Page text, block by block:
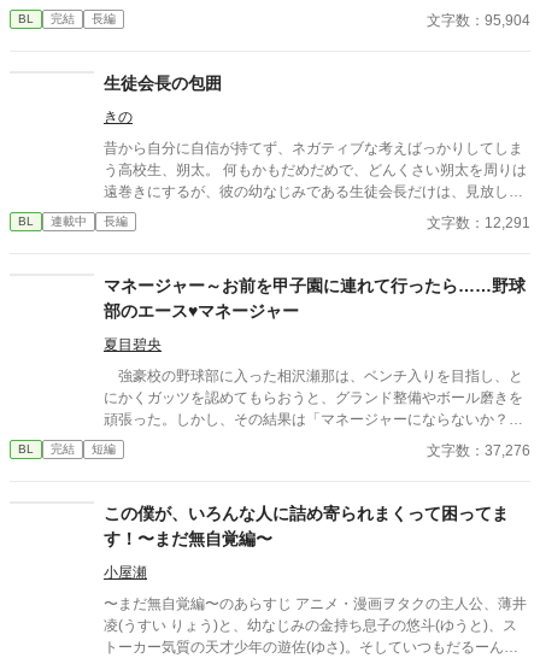
ら。 もう二人組なんて怖くないと思っていた矢先、その友達が風
邪で欠席。 ほかに組む相手が見つからず、先生と組むことも覚悟
川聖夜（おがわ・きよや）だった。 「俺と二人組にならない？」
その一言をきっかけに聖夜は夏稀との距離を急速に縮めてきて─
─。 執着美形攻め×平凡受けのちょっと不穏な学園BL。 約九万
字、全三十話＋αの物語です。
BL 完結 長編 文字数：95,904
生徒会長の包囲
きの
昔から自分に自信が持てず、ネガティブな考えばっかりしてしま
う高校生、朔太。 何もかもだめだめで、どんくさい朔太を周りは
遠巻きにするが、彼の幼なじみである生徒会長だけは、見放した
BL 連載中 長編 文字数：12,291
マネージャー～お前を甲子園に連れて行ったら……野球
部のエース♥マネージャー
夏目碧央
強豪校の野球部に入った相沢瀬那は、ベンチ入りを目指し、と
にかくガッツを認めてもらおうと、グランド整備やボール磨きを
頑張った。しかし、その結果は「マネージャーにならないか？」
という監督からの言葉。瀬那は葛藤の末、マネージャーに転身す
る。 一方、才能溢れるピッチャーの戸田遼悠。瀬那は遼悠の才
悠が文字通り血のにじむような努力をしている事を知る。
BL 完結 短編 文字数：37,276
この僕が、いろんな人に詰め寄られまくって困ってま
す！〜まだ無自覚編〜
小屋瀬
〜まだ無自覚編〜のあらすじ アニメ・漫画ヲタクの主人公、薄井
凌(うすい りょう)と、幼なじみの金持ち息子の悠斗(ゆうと)、ス
トーカー気質の天才少年の遊佐(ゆさ)。そしていつもだるーんと